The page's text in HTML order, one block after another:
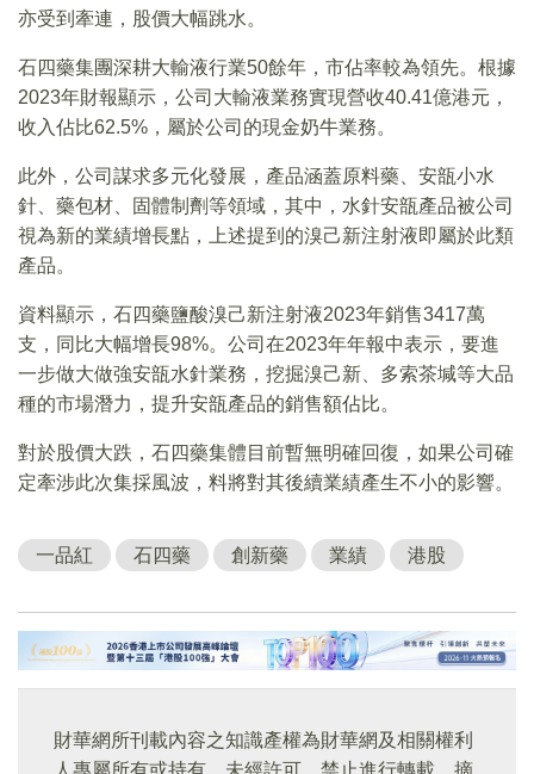
亦受到牽連，股價大幅跳水。
石四藥集團深耕大輸液行業50餘年，市佔率較為領先。根據
2023年財報顯示，公司大輸液業務實現營收40.41億港元，
收入佔比62.5%，屬於公司的現金奶牛業務。
此外，公司謀求多元化發展，產品涵蓋原料藥、安瓿小水
針、藥包材、固體制劑等領域，其中，水針安瓿產品被公司
視為新的業績增長點，上述提到的溴己新注射液即屬於此類
產品。
資料顯示，石四藥鹽酸溴己新注射液2023年銷售3417萬
支，同比大幅增長98%。公司在2023年年報中表示，要進
一步做大做強安瓿水針業務，挖掘溴己新、多索茶堿等大品
種的市場潛力，提升安瓿產品的銷售額佔比。
對於股價大跌，石四藥集體目前暫無明確回復，如果公司確
定牽涉此次集採風波，料將對其後續業績產生不小的影響。
一品紅 石四藥 創新藥 業績 港股
財華網所刊載內容之知識產權為財華網及相關權利
人專屬所有或持有。未經許可，禁止進行轉載、摘